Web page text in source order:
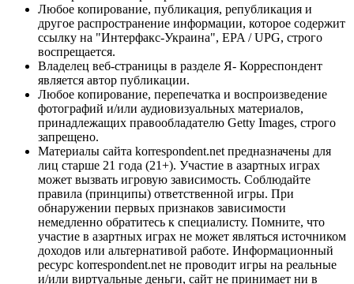
Любое копирование, публикация, републикация и
другое распространение информации, которое содержит
ссылку на "Интерфакс-Украина", EPA / UPG, строго
воспрещается.
Владелец веб-страницы в разделе Я- Корреспондент
является автор публикации.
Любое копирование, перепечатка и воспроизведение
фотографий и/или аудиовизуальных материалов,
принадлежащих правообладателю Getty Images, строго
запрещено.
Материалы сайта korrespondent.net предназначены для
лиц старше 21 года (21+). Участие в азартных играх
может вызвать игровую зависимость. Соблюдайте
правила (принципы) ответственной игры. При
обнаружении первых признаков зависимости
немедленно обратитесь к специалисту. Помните, что
участие в азартных играх не может являться источником
доходов или альтернативой работе. Информационный
ресурс korrespondent.net не проводит игры на реальные
и/или виртуальные деньги, сайт не принимает ни в